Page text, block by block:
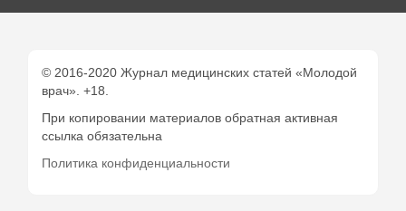
© 2016-2020 Журнал медицинских статей «Молодой
врач». +18.
При копировании материалов обратная активная
ссылка обязательна
Политика конфиденциальности